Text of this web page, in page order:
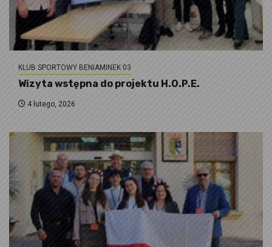
KLUB SPORTOWY BENIAMINEK 03
Wizyta wstępna do projektu H.O.P.E.
4 lutego, 2026